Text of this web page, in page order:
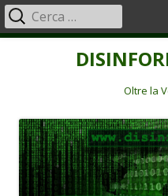
Oltre la
Menu
principale
Ricerca
per: